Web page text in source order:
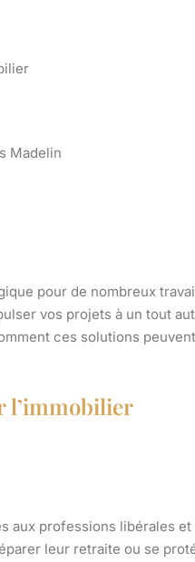
Madelin
pour de nombreux
vos projets à un tout
ces solutions
l’immobilier
aux professions libérales et
leur retraite ou se